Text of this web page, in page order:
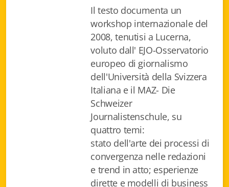
Il testo documenta un
workshop internazionale del
2008, tenutisi a Lucerna,
voluto dall' EJO-Osservatorio
europeo di giornalismo
dell'Università della Svizzera
Italiana e il MAZ- Die
Schweizer
Journalistenschule, su
quattro temi:
stato dell'arte dei processi di
convergenza nelle redazioni
e trend in atto; esperienze
dirette e modelli di business
EJO- European Journalism Observatory
iQuaderni - fondazioneculturalecollinadoro
Istituzioni - Società - Cittadini